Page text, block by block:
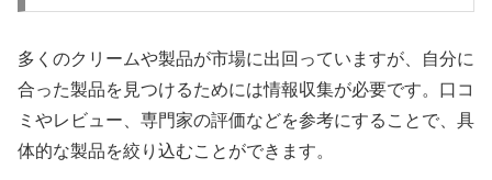
多くのクリームや製品が市場に出回っていますが、自分に
合った製品を見つけるためには情報収集が必要です。口コ
ミやレビュー、専門家の評価などを参考にすることで、具
体的な製品を絞り込むことができます。